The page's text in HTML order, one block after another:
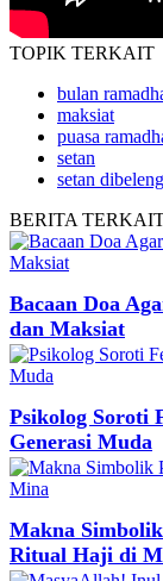
TOPIK TERKAIT
bulan
maksiat
puasa
setan
setan
BERITA
Bacaan Doa
dan Maksiat
Psikolog Soroti
Generasi Muda
Makna
Ritual Haji di